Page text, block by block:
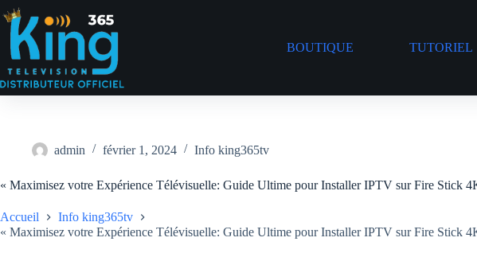
BOUTIQUE TUTORIEL
admin février 1, 2024 Info king365tv
« Maximisez votre Expérience Télévisuelle: Guide Ultime pour Installer IPTV sur Fire Stick
Accueil
Info king365tv
« Maximisez votre Expérience Télévisuelle: Guide Ultime pour Installer IPTV sur Fire Stick